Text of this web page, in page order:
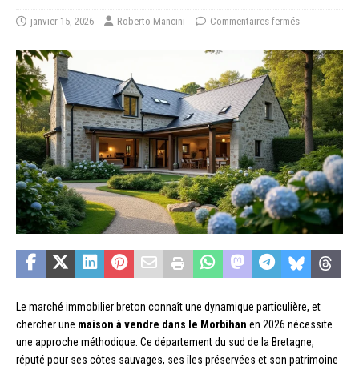
janvier 15, 2026 Roberto Mancini Commentaires fermés
Le marché immobilier breton connaît une dynamique particulière, et
chercher une maison à vendre dans le Morbihan en 2026 nécessite
une approche méthodique. Ce département du sud de la Bretagne,
réputé pour ses côtes sauvages, ses îles préservées et son patrimoine